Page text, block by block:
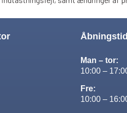
Man – tor:
10:00 –
Fre:
10:00 –